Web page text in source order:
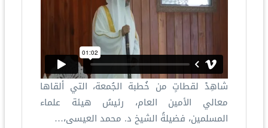
شاهِدْ لقطاتٍ من خُطبة الجُمعة، التي ألقاها
معالي الأمين العام، رئيسُ هيئة علماء
المسلمين، فضيلةُ الشيخ د. محمد العيسى،…